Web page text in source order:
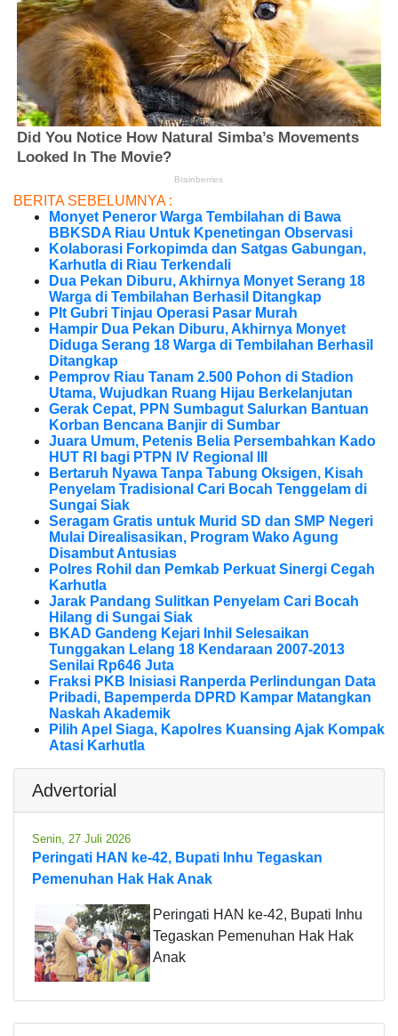
BERITA SEBELUMNYA :
Monyet Peneror Warga Tembilahan di Bawa
BBKSDA Riau Untuk Kpenetingan Observasi
Kolaborasi Forkopimda dan Satgas Gabungan,
Karhutla di Riau Terkendali
Dua Pekan Diburu, Akhirnya Monyet Serang 18
Warga di Tembilahan Berhasil Ditangkap
Plt Gubri Tinjau Operasi Pasar Murah
Hampir Dua Pekan Diburu, Akhirnya Monyet
Diduga Serang 18 Warga di Tembilahan Berhasil
Ditangkap
Pemprov Riau Tanam 2.500 Pohon di Stadion
Utama, Wujudkan Ruang Hijau Berkelanjutan
Gerak Cepat, PPN Sumbagut Salurkan Bantuan
Korban Bencana Banjir di Sumbar
Juara Umum, Petenis Belia Persembahkan Kado
HUT RI bagi PTPN IV Regional III
Bertaruh Nyawa Tanpa Tabung Oksigen, Kisah
Penyelam Tradisional Cari Bocah Tenggelam di
Sungai Siak
Seragam Gratis untuk Murid SD dan SMP Negeri
Mulai Direalisasikan, Program Wako Agung
Disambut Antusias
Polres Rohil dan Pemkab Perkuat Sinergi Cegah
Karhutla
Jarak Pandang Sulitkan Penyelam Cari Bocah
Hilang di Sungai Siak
BKAD Gandeng Kejari Inhil Selesaikan
Tunggakan Lelang 18 Kendaraan 2007-2013
Senilai Rp646 Juta
Fraksi PKB Inisiasi Ranperda Perlindungan Data
Pribadi, Bapemperda DPRD Kampar Matangkan
Naskah Akademik
Pilih Apel Siaga, Kapolres Kuansing Ajak Kompak
Atasi Karhutla
Advertorial
Senin, 27 Juli 2026
Peringati HAN ke-42, Bupati Inhu Tegaskan
Pemenuhan Hak Hak Anak
Peringati HAN ke-42, Bupati Inhu
Tegaskan Pemenuhan Hak Hak
Anak